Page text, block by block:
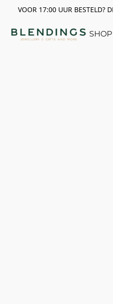
VOOR 17:00 UUR BESTELD?
SHOP